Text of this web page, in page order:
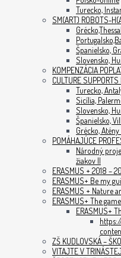
Turecko,
SM(ART) ROBOTS-
Španielsko,
Slovensko,
KOMPENZÁCIA
CULTURE SUPPORTS
Turecko,
Sicília,
Slovensko,
Španielsko,
Grécko,
POMÁHAJÚCE
Národný
žiakov II
ERASMUS + 2018 –
ERASMUS+ Be my
ERASMUS + Nature
ERASMUS+ The
ERASMUS+
ZŠ KUDLOVSKÁ –
VITAJTE V